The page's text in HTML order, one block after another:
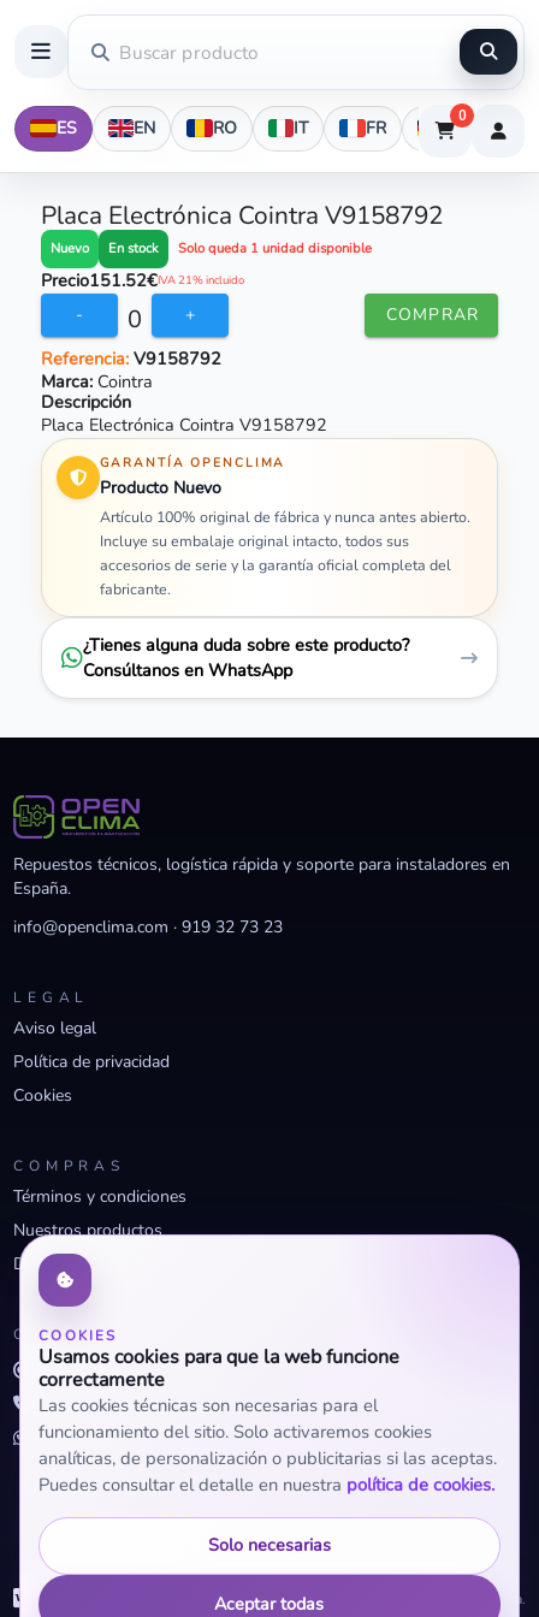
ES EN RO IT FR DE
0
Placa Electrónica Cointra V9158792
Nuevo En stock Solo queda 1 unidad disponible
Precio151.52€IVA 21% incluido
- 0 + COMPRAR
Referencia:V9158792
Marca: Cointra
Descripción
Placa Electrónica Cointra V9158792
GARANTÍA OPENCLIMA
Producto Nuevo
Artículo 100% original de fábrica y nunca antes abierto.
Incluye su embalaje original intacto, todos sus
accesorios de serie y la garantía oficial completa del
fabricante.
¿Tienes alguna duda sobre este producto?
Consúltanos en WhatsApp
COOKIES
Usamos cookies para que la web funcione
correctamente
Las cookies técnicas son necesarias para el
funcionamiento del sitio. Solo activaremos cookies
analíticas, de personalización o publicitarias si las aceptas.
Puedes consultar el detalle en nuestra política de cookies.
Solo necesarias
Aceptar todas
Repuestos técnicos, logística rápida y soporte para instaladores en
España.
info@openclima.com ·919 32 73 23
LEGAL
Aviso legal
Política de privacidad
Cookies
COMPRAS
Términos y condiciones
Nuestros productos
Descuentos profesionales
CONTACTO
info@openclima.com
919 32 73 23
+34 623 56 04 93 (WhatsApp)
© 2026 OpenClima.